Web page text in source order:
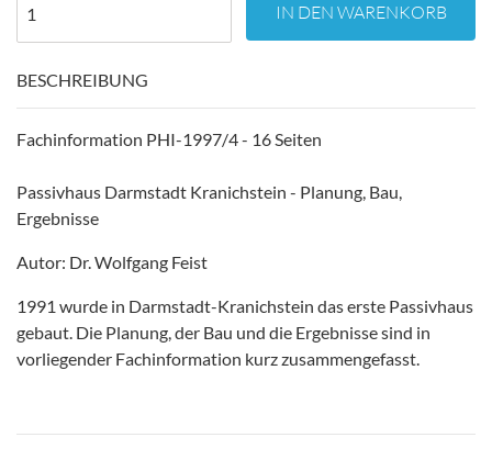
IN DEN WARENKORB
BESCHREIBUNG
Fachinformation PHI-1997/4 - 16 Seiten
Passivhaus Darmstadt Kranichstein - Planung, Bau,
Ergebnisse
Autor: Dr. Wolfgang Feist
1991 wurde in Darmstadt-Kranichstein das erste Passivhaus
gebaut. Die Planung, der Bau und die Ergebnisse sind in
vorliegender Fachinformation kurz zusammengefasst.